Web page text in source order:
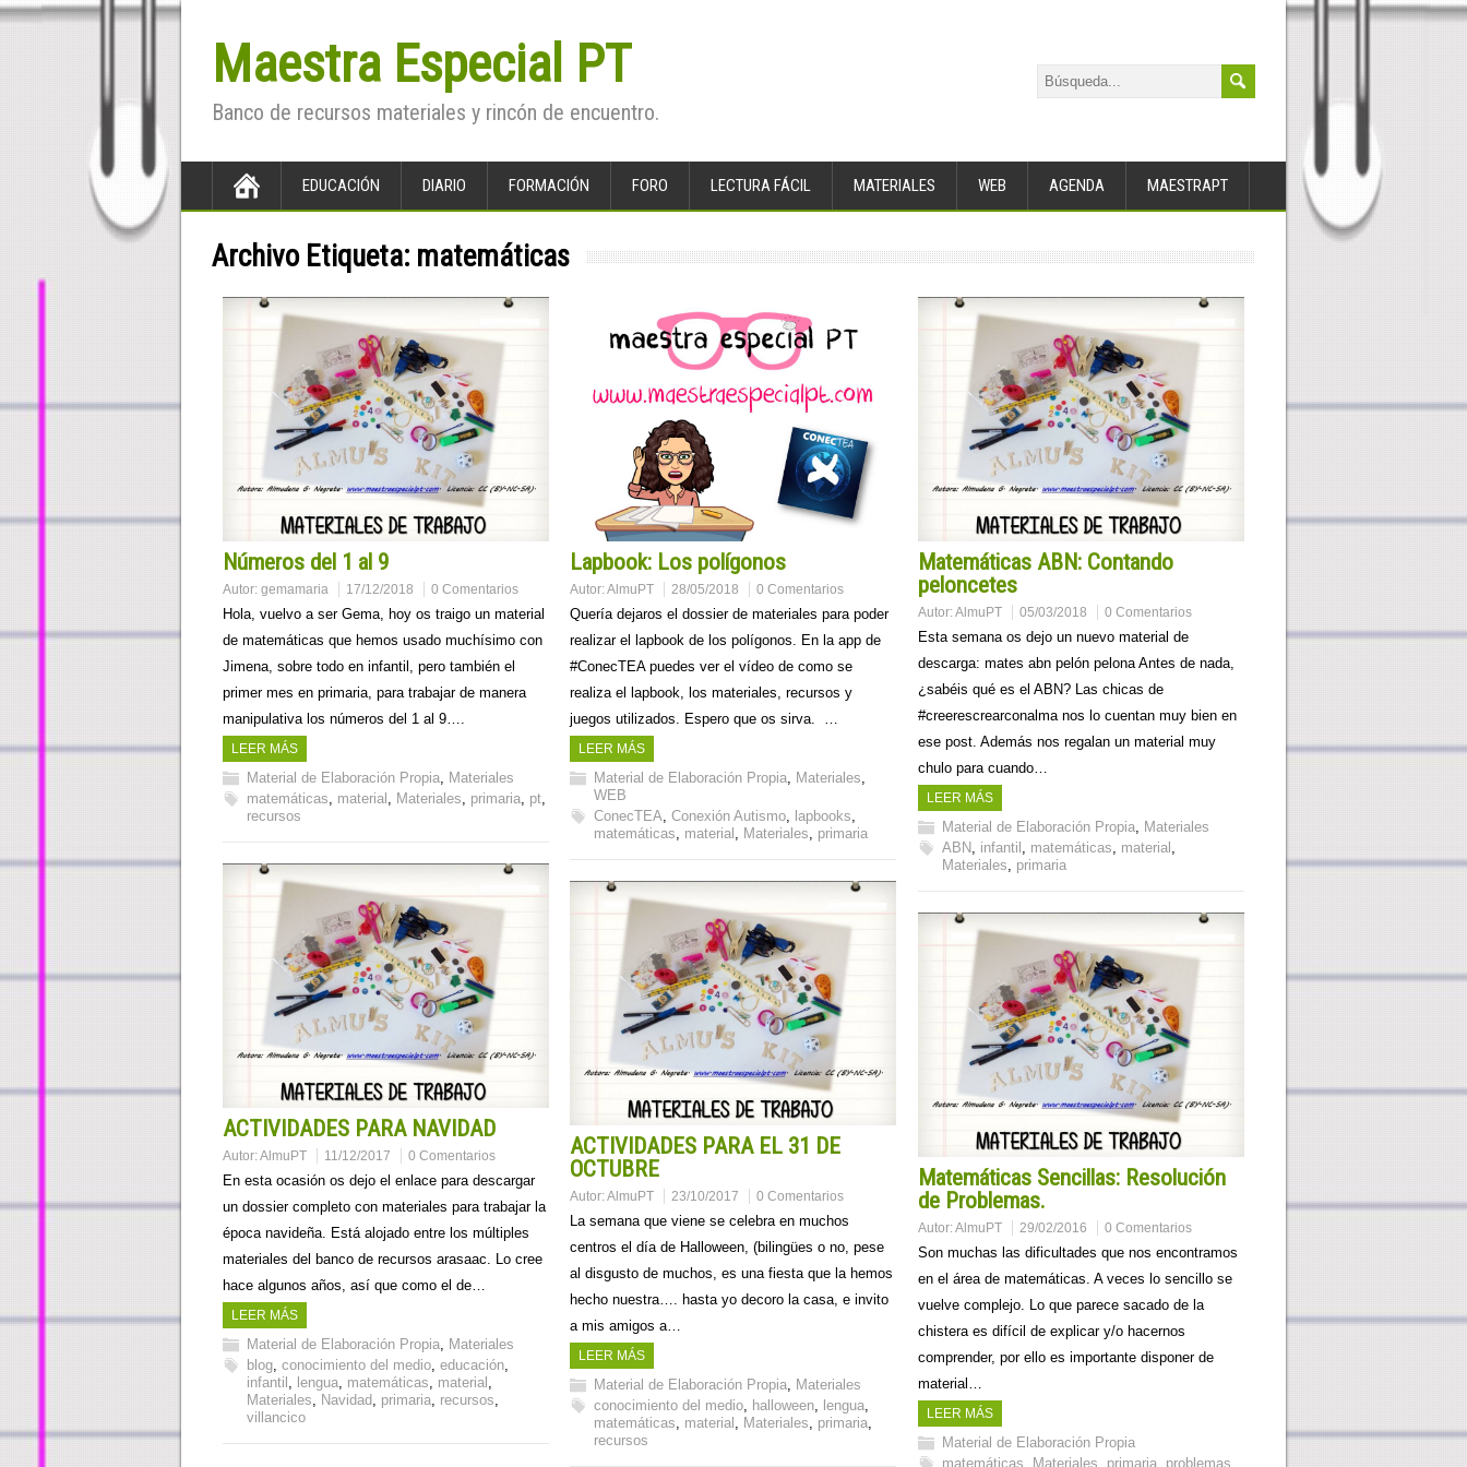
Maestra Especial PT
Banco de recursos materiales y rincón de encuentro.
EDUCACIÓN DIARIO FORMACIÓN FORO LECTURA FÁCIL MATERIALES WEB AGENDA MAESTRAPT
Archivo Etiqueta: matemáticas
Números del 1 al 9
Autor: gemamaria 17/12/2018 0 Comentarios
Hola, vuelvo a ser Gema, hoy os traigo un material
de matemáticas que hemos usado muchísimo con
Jimena, sobre todo en infantil, pero también el
primer mes en primaria, para trabajar de manera
manipulativa los números del 1 al 9….
LEER MÁS
Material de Elaboración Propia
Materiales
matemáticas
material Materiales primaria pt
recursos
Lapbook: Los polígonos
Autor:AlmuPT 28/05/2018 0 Comentarios
Quería dejaros el dossier de materiales para poder
realizar el lapbook de los polígonos. En la app de
#ConecTEA puedes ver el vídeo de como se
realiza el lapbook, los materiales, recursos y
juegos utilizados. Espero que os sirva. …
LEER MÁS
Material de Elaboración Propia Materiales
WEB
ConecTEA Conexión Autismo lapbooks
matemáticas
material Materiales primaria
Matemáticas ABN: Contando
peloncetes
Autor:AlmuPT 05/03/2018 0 Comentarios
Esta semana os dejo un nuevo material de
descarga: mates abn pelón pelona Antes de nada,
¿sabéis qué es el ABN? Las chicas de
#creerescrearconalma nos lo cuentan muy bien en
ese post. Además nos regalan un material muy
chulo para cuando…
LEER MÁS
Material de Elaboración Propia
Materiales
ABN
infantil matemáticas material
Materiales
primaria
ACTIVIDADES PARA NAVIDAD
Autor:AlmuPT 11/12/2017 0 Comentarios
En esta ocasión os dejo el enlace para descargar
un dossier completo con materiales para trabajar la
época navideña. Está alojado entre los múltiples
materiales del banco de recursos arasaac. Lo cree
hace algunos años, así que como el de…
LEER MÁS
Material de Elaboración Propia
Materiales
blog conocimiento del medio educación
infantil
lengua matemáticas material
Materiales
Navidad primaria recursos
villancico
ACTIVIDADES PARA EL 31 DE
OCTUBRE
Autor:AlmuPT 23/10/2017 0 Comentarios
La semana que viene se celebra en muchos
centros el día de Halloween, (bilingües o no, pese
al disgusto de muchos, es una fiesta que la hemos
hecho nuestra…. hasta yo decoro la casa, e invito
a mis amigos a…
LEER MÁS
Material de Elaboración Propia
Materiales
conocimiento del medio
halloween lengua
matemáticas
material Materiales primaria
recursos
Matemáticas Sencillas: Resolución
de Problemas.
Autor:AlmuPT 29/02/2016 0 Comentarios
Son muchas las dificultades que nos encontramos
en el área de matemáticas. A veces lo sencillo se
vuelve complejo. Lo que parece sacado de la
chistera es difícil de explicar y/o hacernos
comprender, por ello es importante disponer de
material…
LEER MÁS
Material de Elaboración Propia
matemáticas
Materiales primaria problemas